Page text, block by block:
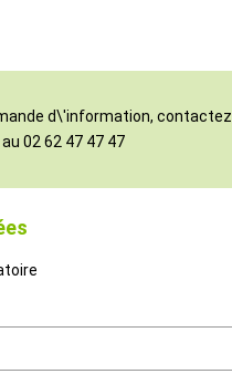
d\'information, contactez
02 62 47 47 47